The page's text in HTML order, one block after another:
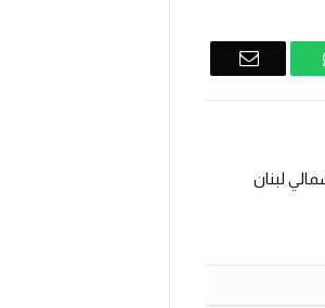
WhatsApp
Email